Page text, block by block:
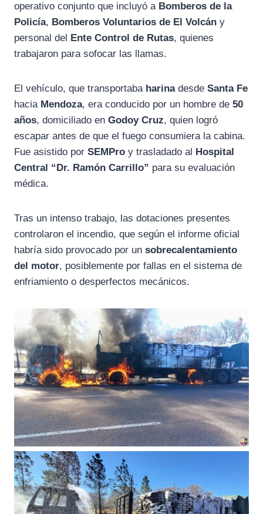
operativo conjunto que incluyó a Bomberos de la
Policía, Bomberos Voluntarios de El Volcán y
personal del Ente Control de Rutas, quienes
trabajaron para sofocar las llamas.
El vehículo, que transportaba harinadesde Santa Fe
hacia Mendoza, era conducido por un hombre de 50
años, domiciliado en Godoy Cruz, quien logró
escapar antes de que el fuego consumiera la cabina.
Fue asistido por SEMPro y trasladado al Hospital
Central “Dr. Ramón Carrillo” para su evaluación
médica.
Tras un intenso trabajo, las dotaciones presentes
controlaron el incendio, que según el informe oficial
habría sido provocado por un sobrecalentamiento
del motor, posiblemente por fallas en el sistema de
enfriamiento o desperfectos mecánicos.